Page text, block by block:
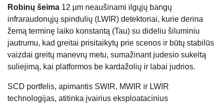
Robinų šeima 12 µm neaušinami ilgųjų bangų
infraraudonųjų spindulių (LWIR) detektoriai, kurie derina
žemą terminę laiko konstantą (Tau) su dideliu šiluminiu
jautrumu, kad greitai prisitaikytų prie scenos ir būtų stabilūs
vaizdai greitų manevrų metu, sumažinant judesio sukeltą
suliejimą, kai platformos be kardažolių ir labai judrios.
SCD portfelis, apimantis SWIR, MWIR ir LWIR
technologijas, atitinka įvairius eksploatacinius